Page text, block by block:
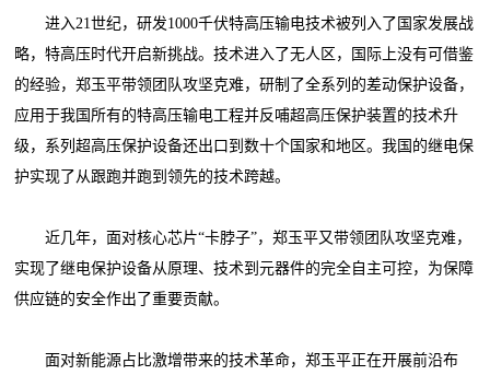
进入21世纪，研发1000千伏特高压输电技术被列入了国家发展战
略，特高压时代开启新挑战。技术进入了无人区，国际上没有可借鉴
的经验，郑玉平带领团队攻坚克难，研制了全系列的差动保护设备，
应用于我国所有的特高压输电工程并反哺超高压保护装置的技术升
级，系列超高压保护设备还出口到数十个国家和地区。我国的继电保
护实现了从跟跑并跑到领先的技术跨越。
近几年，面对核心芯片“卡脖子”，郑玉平又带领团队攻坚克难，
实现了继电保护设备从原理、技术到元器件的完全自主可控，为保障
供应链的安全作出了重要贡献。
面对新能源占比激增带来的技术革命，郑玉平正在开展前沿布